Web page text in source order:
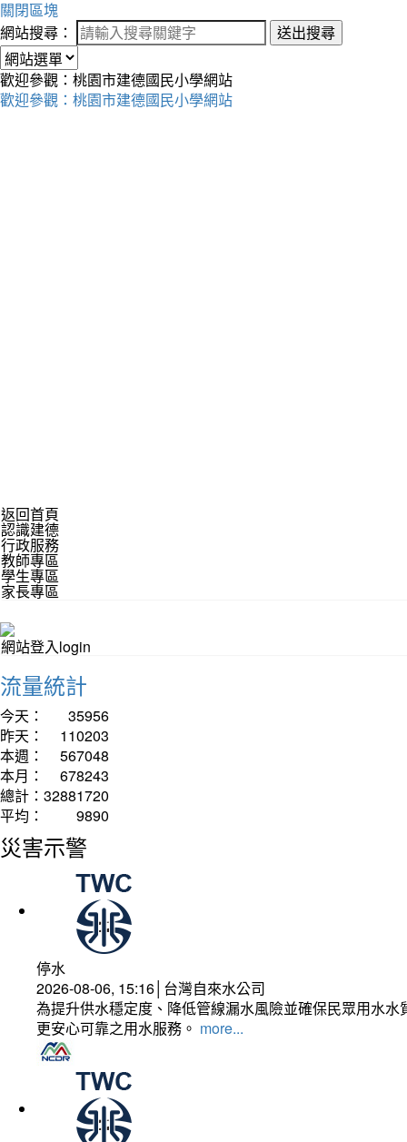
關閉區塊
網站搜尋：
送出搜尋
歡迎參觀：桃園市建德國民小學網站
歡迎參觀：桃園市建德國民小學網站
返回首頁
認識建德
行政服務
教師專區
學生專區
家長專區
網站登入login
流量統計
今天：
35956
昨天：
110203
本週：
567048
本月：
678243
總計： 32881720
平均：
9890
災害示警
停水
2026-08-06, 15:16│台灣自來水公司
為提升供水穩定度、降低管線漏水風險並確保民眾用水
更安心可靠之用水服務。 more...